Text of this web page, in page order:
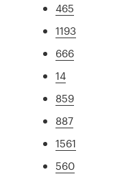
465
1193
666
14
859
887
1561
560